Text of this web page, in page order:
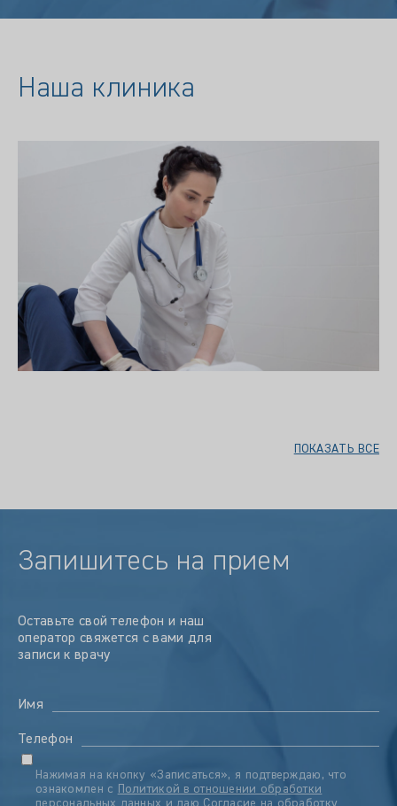
Наша клиника
ПОКАЗАТЬ ВСЕ
Запишитесь на прием
Оставьте свой телефон и наш
оператор свяжется с вами для
записи к врачу
Имя
Телефон
Нажимая на кнопку «Записаться», я подтверждаю, что
ознакомлен с
Политикой в отношении обработки
персональных данных и даю Согласие на обработку